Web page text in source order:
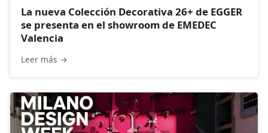
La nueva Colección Decorativa 26+ de EGGER
se presenta en el showroom de EMEDEC
Valencia
Leer más →